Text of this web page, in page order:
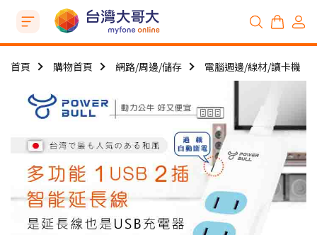
首頁 購物首頁 網路/周邊/儲存 電腦週邊/線材/讀卡機